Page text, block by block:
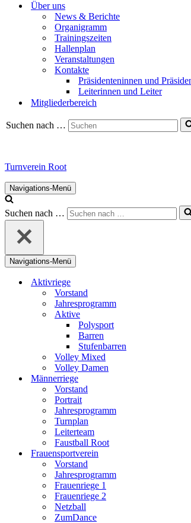
Über uns
News & Berichte
Organigramm
Trainingszeiten
Hallenplan
Veranstaltungen
Kontakte
Präsidenteninnen und
Leiterinnen und Leiter
Mitgliederbereich
Suchen nach …
Turnverein Root
Navigations-Menü
Suchen nach …
Navigations-Menü
Aktivriege
Vorstand
Jahresprogramm
Aktive
Polysport
Barren
Stufenbarren
Volley Mixed
Volley Damen
Männerriege
Vorstand
Portrait
Jahresprogramm
Turnplan
Leiterteam
Faustball Root
Frauensportverein
Vorstand
Jahresprogramm
Frauenriege 1
Frauenriege 2
Netzball
ZumDance